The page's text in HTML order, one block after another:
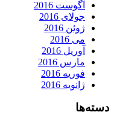
آگوست 2016
جولای 2016
ژوئن 2016
می 2016
آوریل 2016
مارس 2016
فوریه 2016
ژانویه 2016
دسته‌ها